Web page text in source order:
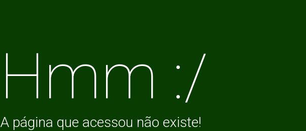
Hmm :/
A página que acessou não existe!